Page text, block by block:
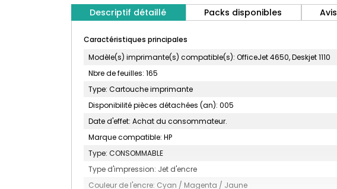
Descriptif détaillé Packs disponibles Avis
Caractéristiques principales
Modèle(s) imprimante(s) compatible(s): OfficeJet 4650, Deskjet 1110
Nbre de feuilles: 165
Type: Cartouche imprimante
Disponibilité pièces détachées (an): 005
Date d'effet: Achat du consommateur.
Marque compatible: HP
Type: CONSOMMABLE
Type d'impression: Jet d'encre
Couleur de l'encre: Cyan / Magenta / Jaune